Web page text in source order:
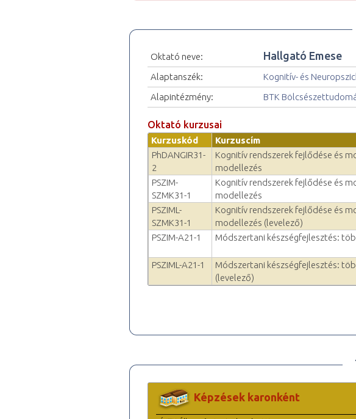
Oktató neve: Hallgató Emese
Alaptanszék:
Kognitív- és
Alapintézmény:
BTK
Oktató kurzusai
Kurzuskód Kurzuscím
PhDANGIR31-
2
Kognitív rendszerek fejlődése és
modellezés
PSZIM-
SZMK31-1
Kognitív rendszerek fejlődése és
modellezés
PSZIML-
SZMK31-1
Kognitív rendszerek fejlődése és
modellezés (levelező)
PSZIM-A21-1
Módszertani készségfejlesztés:
PSZIML-A21-1
Módszertani készségfejlesztés:
(levelező)
Képzések karonként